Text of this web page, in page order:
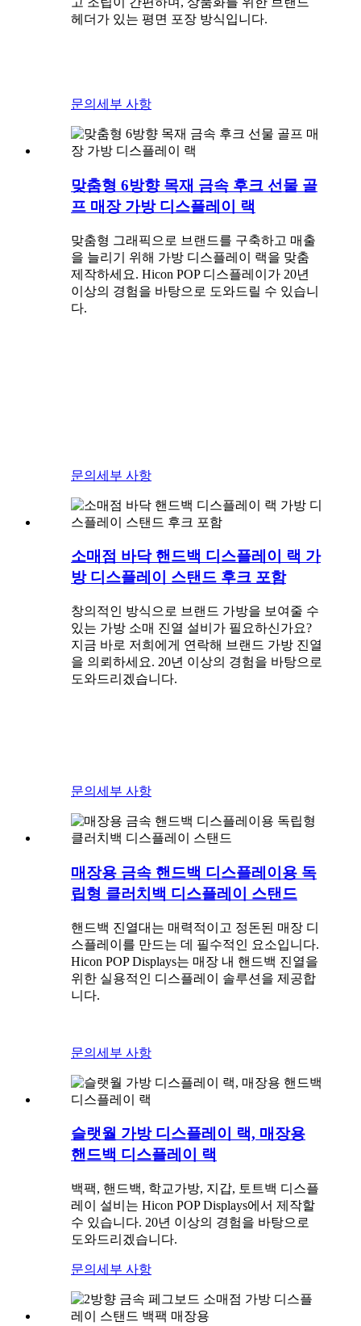
헤더가 있는 평면 포장 방식입니다.
문의 세부 사항
맞춤형 6방향 목재 금속 후크 선물 골
프 매장 가방 디스플레이 랙
맞춤형 그래픽으로 브랜드를 구축하고 매출
을 늘리기 위해 가방 디스플레이 랙을 맞춤
제작하세요. Hicon POP 디스플레이가 20년
이상의 경험을 바탕으로 도와드릴 수 있습니
다.
문의 세부 사항
소매점 바닥 핸드백 디스플레이 랙 가
방 디스플레이 스탠드 후크 포함
창의적인 방식으로 브랜드 가방을 보여줄 수
있는 가방 소매 진열 설비가 필요하신가요?
지금 바로 저희에게 연락해 브랜드 가방 진열
을 의뢰하세요. 20년 이상의 경험을 바탕으로
도와드리겠습니다.
문의 세부 사항
매장용 금속 핸드백 디스플레이용 독
립형 클러치백 디스플레이 스탠드
핸드백 진열대는 매력적이고 정돈된 매장 디
스플레이를 만드는 데 필수적인 요소입니다.
Hicon POP Displays는 매장 내 핸드백 진열을
위한 실용적인 디스플레이 솔루션을 제공합
니다.
문의 세부 사항
슬랫월 가방 디스플레이 랙, 매장용
핸드백 디스플레이 랙
백팩, 핸드백, 학교가방, 지갑, 토트백 디스플
레이 설비는 Hicon POP Displays에서 제작할
수 있습니다. 20년 이상의 경험을 바탕으로
도와드리겠습니다.
문의 세부 사항